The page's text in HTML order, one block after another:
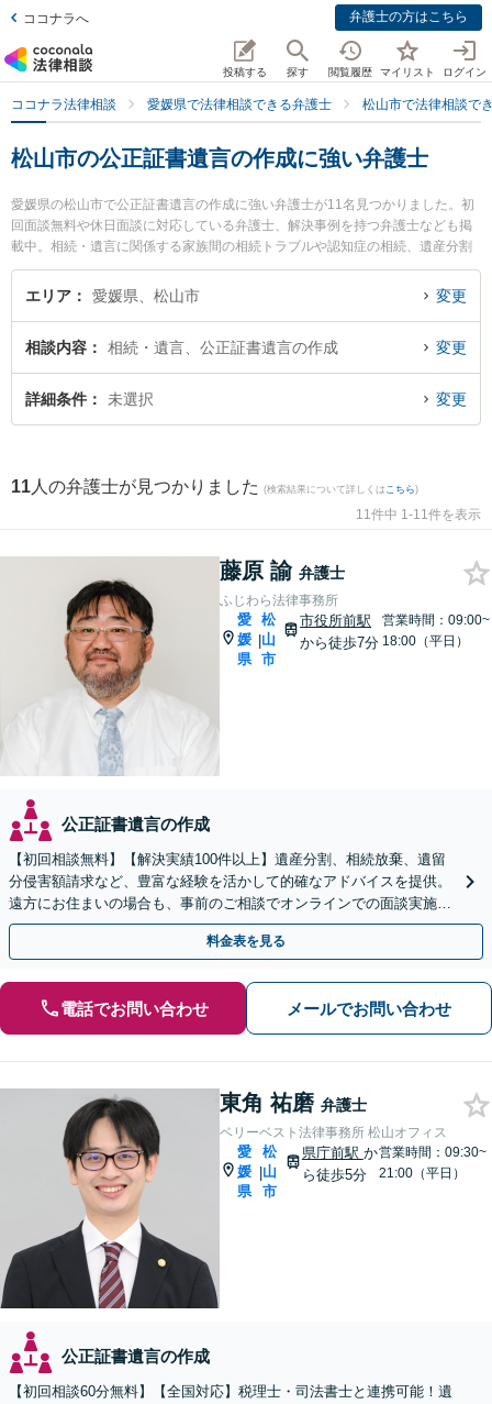
ココナラへ 弁護士の方はこちら
投稿する 探す 閲覧履歴 マイリスト ログイン
ココナラ法律相談 愛媛県で法律相談できる弁護士 松山市で法律相談で
松山市の公正証書遺言の作成に強い弁護士
愛媛県の松山市で公正証書遺言の作成に強い弁護士が11名見つかりました。初
回面談無料や休日面談に対応している弁護士、解決事例を持つ弁護士なども掲
載中。相続・遺言に関係する家族間の相続トラブルや認知症の相続、遺産分割
等の細かな分野での絞り込み検索もでき便利です。特にふじわら法律事務所の
藤原 諭弁護士やベリーベスト法律事務所 松山オフィスの東角 祐磨弁護士、弁
の作成のトラブルを今すぐに弁護士に相談したい』『公正証書遺言の作成のト
ラブル解決の実績豊富な近くの弁護士を検索したい』『初回相談無料で公正証
書遺言の作成を法律相談できる松山市内の弁護士に相談予約したい』などでお
エリア 愛媛県、松山市 変更
相談内容 相続・遺言、公正証書遺言の作成 変更
詳細条件 未選択 変更
11 人の弁護士が見つかりました (検索結果について詳しくは こちら)
11件中 1-11件を表示
藤原 諭 弁護士
ふじわら法律事務所
愛
媛
県
|
松
山
市
市役所前駅
から徒歩7分
営業時間：09:00~
18:00（平日）
公正証書遺言の作成
【初回相談無料】【解決実績100件以上】遺産分割、相続放棄、遺留
分侵害額請求など、豊富な経験を活かして的確なアドバイスを提供。
遠方にお住まいの場合も、事前のご相談でオンラインでの面談実施が
可能です【弁護士歴20年】【市役所前駅6分】
料金表を見る
電話でお問い合わせ メールでお問い合わせ
東角 祐磨 弁護士
ベリーベスト法律事務所 松山オフィス
愛
媛
県
|
松
山
市
県庁前駅 か
ら徒歩5分
営業時間：09:30~
21:00（平日）
公正証書遺言の作成
【初回相談60分無料】【全国対応】税理士・司法書士と連携可能！遺